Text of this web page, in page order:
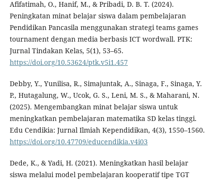
Afifatimah, O., Hanif, M., & Pribadi, D. B. T. (2024).
Peningkatan minat belajar siswa dalam pembelajaran
Pendidikan Pancasila menggunakan strategi teams games
tournament dengan media berbasis ICT wordwall. PTK:
Jurnal Tindakan Kelas, 5(1), 53–65.
https://doi.org/10.53624/ptk.v5i1.457
Debby, Y., Yunilisa, R., Simajuntak, A., Sinaga, F., Sinaga, Y.
P., Hutagalung, W., Ucok, G. S., Leni, M. S., & Maharani, N.
(2025). Mengembangkan minat belajar siswa untuk
meningkatkan pembelajaran matematika SD kelas tinggi.
Edu Cendikia: Jurnal Ilmiah Kependidikan, 4(3), 1550–1560.
https://doi.org/10.47709/educendikia.v4i03
Dede, K., & Yadi, H. (2021). Meningkatkan hasil belajar
siswa melalui model pembelajaran kooperatif tipe TGT